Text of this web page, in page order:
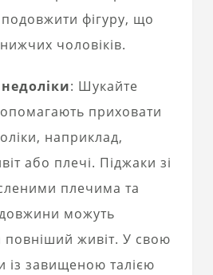
фігуру, що
чоловіків.
: Шукайте
приховати
наприклад,
або плечі. Піджаки зі
плечима та
довжини можуть
повніший живіт. У свою
із завищеною талією